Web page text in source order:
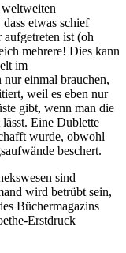
etwas schief
aufgetreten ist (oh
mehrere! Dies kann
im
einmal brauchen,
weil es eben nur
gibt, wenn man die
Eine Dublette
wurde, obwohl
beschert.
sind
wird betrübt sein,
Büchermagazins
Erstdruck